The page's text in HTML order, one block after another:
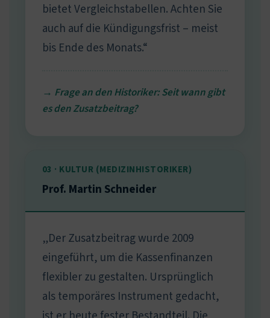
bietet Vergleichstabellen. Achten Sie
auch auf die Kündigungsfrist – meist
bis Ende des Monats.“
→ Frage an den Historiker: Seit wann gibt
es den Zusatzbeitrag?
03 · KULTUR (MEDIZINHISTORIKER)
Prof. Martin Schneider
„Der Zusatzbeitrag wurde 2009
eingeführt, um die Kassenfinanzen
flexibler zu gestalten. Ursprünglich
als temporäres Instrument gedacht,